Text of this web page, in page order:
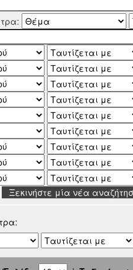
Ξεκινήστε μία νέα